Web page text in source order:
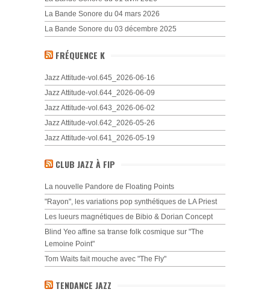
La Bande Sonore du 04 mars 2026
La Bande Sonore du 03 décembre 2025
FRÉQUENCE K
Jazz Attitude-vol.645_2026-06-16
Jazz Attitude-vol.644_2026-06-09
Jazz Attitude-vol.643_2026-06-02
Jazz Attitude-vol.642_2026-05-26
Jazz Attitude-vol.641_2026-05-19
CLUB JAZZ À FIP
La nouvelle Pandore de Floating Points
"Rayon", les variations pop synthétiques de LA Priest
Les lueurs magnétiques de Bibio & Dorian Concept
Blind Yeo affine sa transe folk cosmique sur "The
Lemoine Point"
Tom Waits fait mouche avec "The Fly"
TENDANCE JAZZ